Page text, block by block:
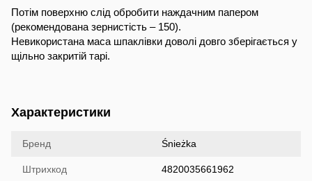
Потім поверхню слід обробити наждачним папером
(рекомендована зернистість – 150).
Невикористана маса шпаклівки доволі довго зберігається у
щільно закритій тарі.
Характеристики
Бренд Śnieżka
Штрихкод 4820035661962